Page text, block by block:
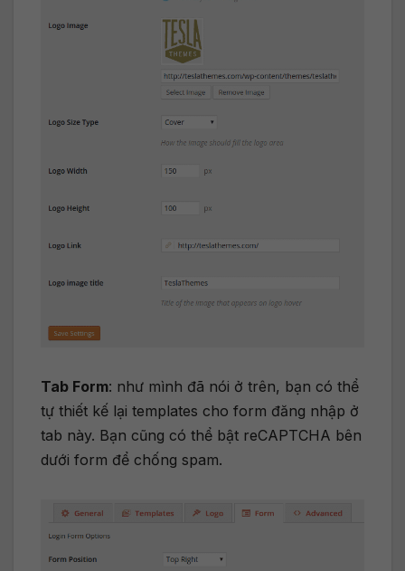
Tab Form: như mình đã nói ở trên, bạn có thể
tự thiết kế lại templates cho form đăng nhập ở
tab này. Bạn cũng có thể bật reCAPTCHA bên
dưới form để chống spam.